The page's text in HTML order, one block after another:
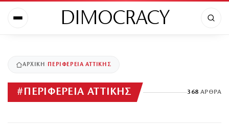
DIMOCRACY
ΑΡΧΙΚΉ ΠΕΡΙΦΕΡΕΙΑ ΑΤΤΙΚΗΣ
# ΠΕΡΙΦΕΡΕΙΑ ΑΤΤΙΚΗΣ 368 ΆΡΘΡΑ